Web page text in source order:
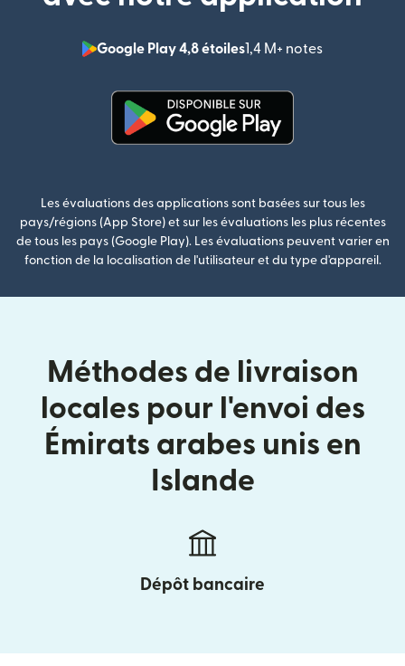
Google Play 4,8 étoiles1,4 M+ notes
Les évaluations des applications sont basées sur tous les
pays/régions (App Store) et sur les évaluations les plus récentes
de tous les pays (Google Play). Les évaluations peuvent varier en
fonction de la localisation de l'utilisateur et du type d'appareil.
Méthodes de livraison
locales pour l'envoi des
Émirats arabes unis en
Islande
Dépôt bancaire